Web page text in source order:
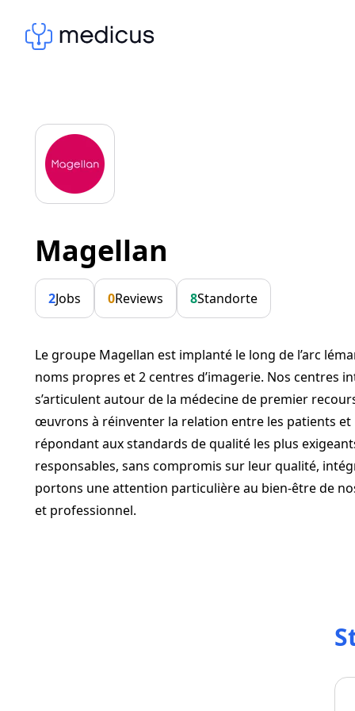
Magellan
2Jobs 0Reviews 8Standorte
Le groupe Magellan est implanté le long de l’arc
noms propres et 2 centres d’imagerie. Nos centres
s’articulent autour de la médecine de premier
œuvrons à réinventer la relation entre les patients
répondant aux standards de qualité les plus
responsables, sans compromis sur leur qualité,
portons une attention particulière au bien-être de
et professionnel.